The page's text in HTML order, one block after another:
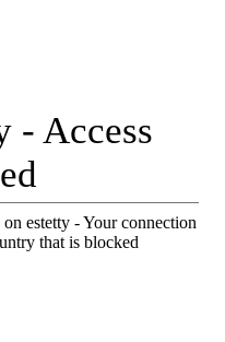
- Access
estetty - Your connection
that is blocked